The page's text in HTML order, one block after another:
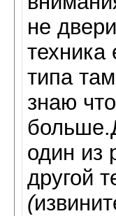
не
техника
типа
знаю
один из
другой
(